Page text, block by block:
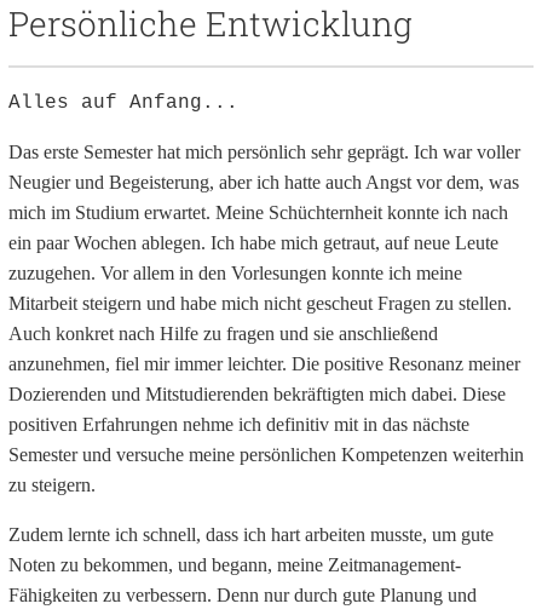
Persönliche Entwicklung
Alles auf Anfang...
Das erste Semester hat mich persönlich sehr geprägt. Ich war voller
Neugier und Begeisterung, aber ich hatte auch Angst vor dem, was
mich im Studium erwartet. Meine Schüchternheit konnte ich nach
ein paar Wochen ablegen. Ich habe mich getraut, auf neue Leute
zuzugehen. Vor allem in den Vorlesungen konnte ich meine
Mitarbeit steigern und habe mich nicht gescheut Fragen zu stellen.
Auch konkret nach Hilfe zu fragen und sie anschließend
anzunehmen, fiel mir immer leichter.Die positive Resonanz meiner
Dozierenden und Mitstudierenden bekräftigten mich dabei. Diese
positiven Erfahrungen nehme ich definitiv mit in das nächste
Semester und versuche meine persönlichen Kompetenzen weiterhin
zu steigern.
Zudem lernte ich schnell, dass ich hart arbeiten musste, um gute
Noten zu bekommen, und begann, meine Zeitmanagement-
Fähigkeiten zu verbessern. Denn nur durch gute Planung und